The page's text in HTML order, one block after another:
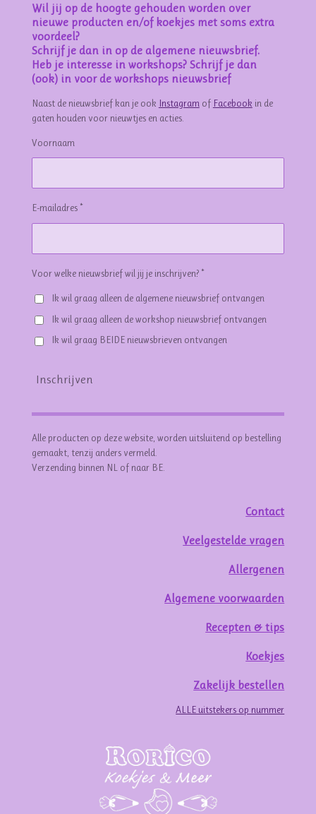
Wil jij op de hoogte gehouden worden over
nieuwe producten en/of koekjes met soms extra
voordeel?
Schrijf je dan in op de algemene nieuwsbrief.
Heb je interesse in workshops? Schrijf je dan
(ook) in voor de workshops nieuwsbrief
Naast de nieuwsbrief kan je ook Instagram of Facebook in de
gaten houden voor nieuwtjes en acties.
Voornaam
E-mailadres *
Voor welke nieuwsbrief wil jij je inschrijven? *
Ik wil graag alleen de algemene nieuwsbrief ontvangen
Ik wil graag alleen de workshop nieuwsbrief ontvangen
Ik wil graag BEIDE nieuwsbrieven ontvangen
Inschrijven
Alle producten op deze website, worden uitsluitend op bestelling
gemaakt, tenzij anders vermeld.
Verzending binnen NL of naar BE.
Contact
Veelgestelde vragen
Allergenen
Algemene voorwaarden
Recepten & tips
Koekjes
Zakelijk bestellen
ALLE uitstekers op nummer